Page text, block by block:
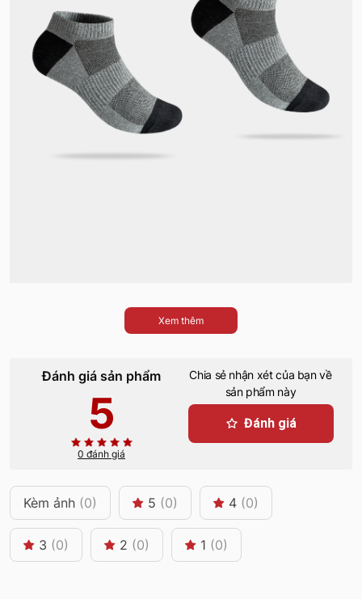
Xem thêm
Đánh giá sản phẩm
5
0 đánh giá
Chia sẻ nhận xét của bạn về
sản phẩm này
Đánh giá
Kèm ảnh (0) 5 (0) 4 (0)
3 (0) 2 (0) 1 (0)